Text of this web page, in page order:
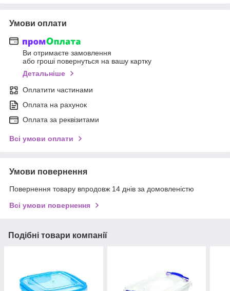
Умови оплати
Ви отримаєте замовлення
або гроші повернуться на вашу картку
Детальніше
Оплатити частинами
Оплата на рахунок
Оплата за реквізитами
Всі умови оплати
Умови повернення
Повернення товару впродовж 14 днів за домовленістю
Всі умови повернення
Подібні товари компанії